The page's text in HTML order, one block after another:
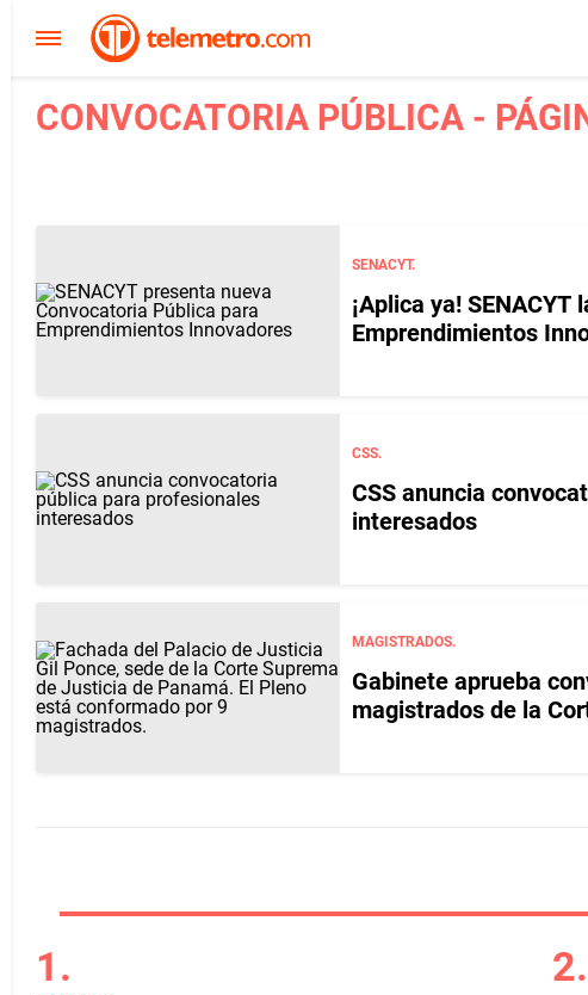
CONVOCATORIA PÚBLICA -
SENACYT.
¡Aplica ya!
Emprendimientos
CSS.
CSS anuncia
interesados
MAGISTRADOS.
Gabinete aprueba
magistrados de la